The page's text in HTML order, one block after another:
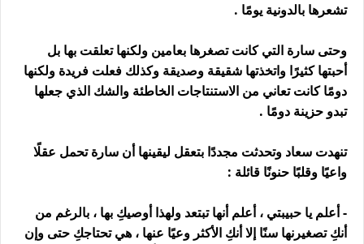
تشعرها بالدونية يومًا .
وحتى سارة التي كانت تصغرها بعامين ولكنها تعلقت بها بل
أحبتها كثيرًا واتخذتها شقيقة وصديقة وكذلك فعلت فريدة ولكنها
دومًا كانت تعاني من الاستنتاجات الخاطئة والشك الذي جعلها
تبدو حزينة دومًا .
تنهدت سعاد وتحدثت مجددًا بتعقل ليقينها أن سارة تحمل عقلًا
واعيًا وقلبًا حنونًا قائلة :
- أعلم يا حبيبتي ، أعلم أنها تبتعد ولهذا أوصيكِ بها ، بالرغم من
أنكِ تصغيرنها سنًا إلا أنكِ الأكثر وعيًا عنها ، هي تحتاجكِ حتى وإن